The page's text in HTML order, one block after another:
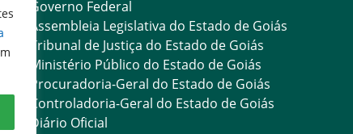
Governo Federal
Assembleia Legislativa do Estado de Goiás
Tribunal de Justiça do Estado de Goiás
Ministério Público do Estado de Goiás
Procuradoria-Geral do Estado de Goiás
Controladoria-Geral do Estado de Goiás
Diário Oficial